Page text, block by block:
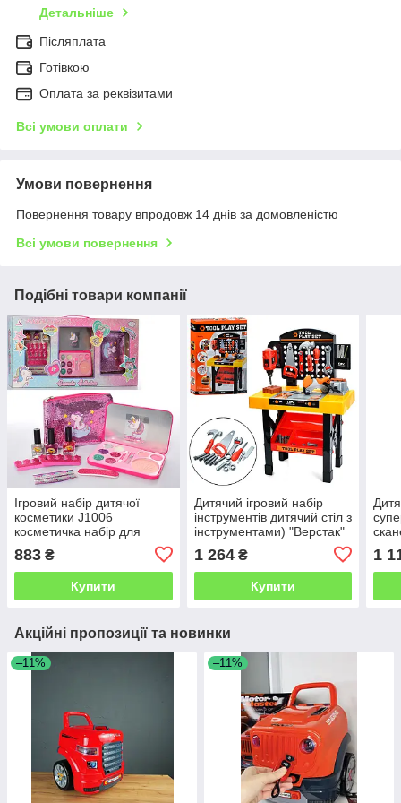
Детальніше
Післяплата
Готівкою
Оплата за реквізитами
Всі умови оплати
Умови повернення
Повернення товару впродовж 14 днів за домовленістю
Всі умови повернення
Подібні товари компанії
Ігровий набір дитячої
косметики J1006
косметичка набір для
рум'яна
883 ₴
Купити
Дитячий ігровий набір
інструментів дитячий стіл з
інструментами) "Верстак"
1 264₴
Купити
1
Акційні пропозиції та новинки
–11% –11%